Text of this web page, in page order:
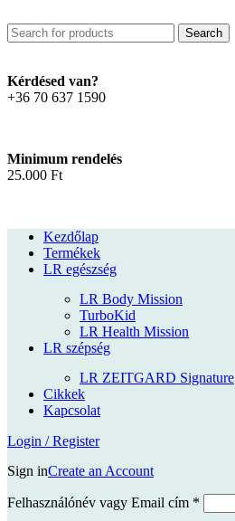
Search
Kérdésed van?
+36 70 637 1590
Minimum rendelés
25.000 Ft
Kezdőlap
Termékek
LR egészség
LR Body Mission
TurboKid
LR Health Mission
LR szépség
LR ZEITGARD Signature
Cikkek
Kapcsolat
Login / Register
Sign inCreate an Account
Felhasználónév vagy Email cím *